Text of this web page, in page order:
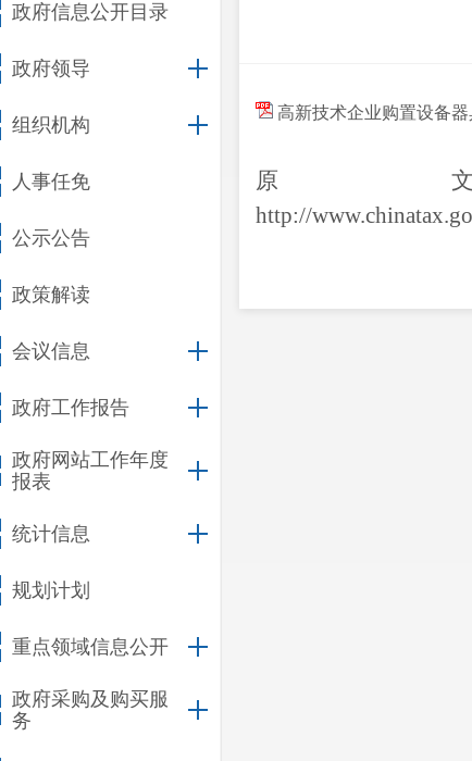
政府信息公开目录
政府领导
组织机构
人事任免
公示公告
政策解读
会议信息
政府工作报告
政府网站工作年度
报表
统计信息
规划计划
重点领域信息公开
政府采购及购买服
务
高新技术企业购置设备
原
http://